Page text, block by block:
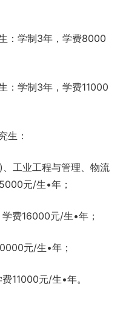
：学制3年，学费8000
：学制3年，学费11000
生：
工业工程与管理、物流
元/生•年；
费16000元/生•年；
元/生•年；
11000元/生•年。